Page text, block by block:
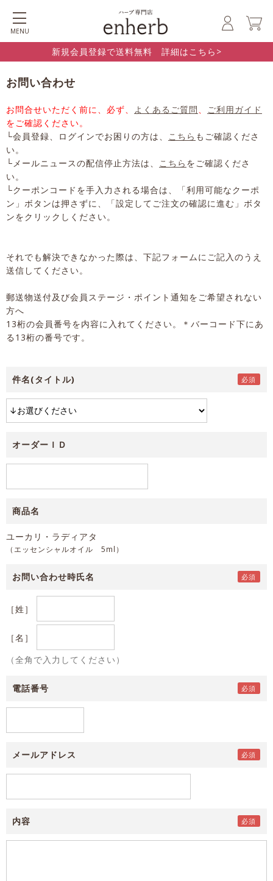
MENU
新規会員登録で送料無料 詳細はこちら>
お問い合わせ
お問合せいただく前に、必ず、 よくあるご質問、 ご利用ガイド
をご確認ください。
└会員登録、ログインでお困りの方は、 こちら もご確認くださ
い。
└メールニュースの配信停止方法は、 こちら をご確認くださ
い。
└クーポンコードを手入力される場合は、「利用可能なクーポ
ン」ボタンは押さずに、「設定してご注文の確認に進む」ボタ
ンをクリックしください。
それでも解決できなかった際は、下記フォームにご記入のうえ
送信してください。
郵送物送付及び会員ステージ・ポイント通知をご希望されない
方へ
13桁の会員番号を内容に入れてください。＊バーコード下にあ
る13桁の番号です。
件名(タイトル)
オーダーＩＤ
商品名
ユーカリ・ラディアタ
（エッセンシャルオイル 5ml）
お問い合わせ時氏名
［姓］
［名］
（全角で入力してください）
電話番号
メールアドレス
内容